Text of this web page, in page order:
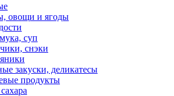
овощи и ягоды
суп
снэки
закуски, деликатесы
продукты